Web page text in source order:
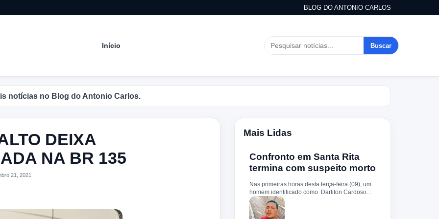
BLOG DO ANTONIO CARLOS
Início Buscar
no Blog do Antonio Carlos.
DEIXA
NA BR 135
21, 2021
Mais Lidas
Confronto em Santa Rita
termina com suspeito morto
Nas primeiras horas desta terça-feira (09), um
homem identificado como Darliton Cardoso
Pereira morreu após confronto com a Polícia
Militar no povoado Timbotiba, zona rural de
Santa Rita. De acordo com a PM, os policiais